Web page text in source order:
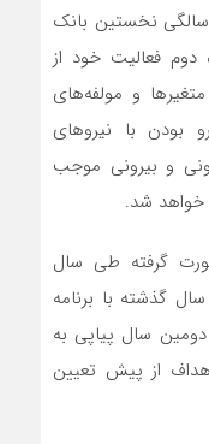
نخستین بانک
دوم فعالیت خود از
و مولفه‌های
بودن با نیروهای
و بیرونی موجب
خواهد شد.
گرفته طی سال
گذشته با برنامه
سال پیاپی به
از پیش تعیین